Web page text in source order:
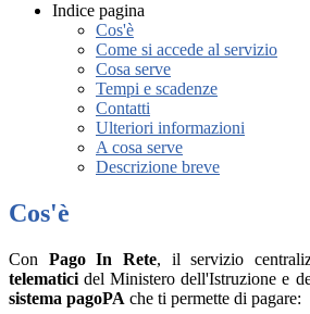
Indice pagina
Cos'è
Come si accede al servizio
Cosa serve
Tempi e scadenze
Contatti
Ulteriori informazioni
A cosa serve
Descrizione breve
Cos'è
Con Pago In Rete, il servizio
telematici del Ministero dell'Istruzione e
sistema pagoPA che ti permette di pagare: